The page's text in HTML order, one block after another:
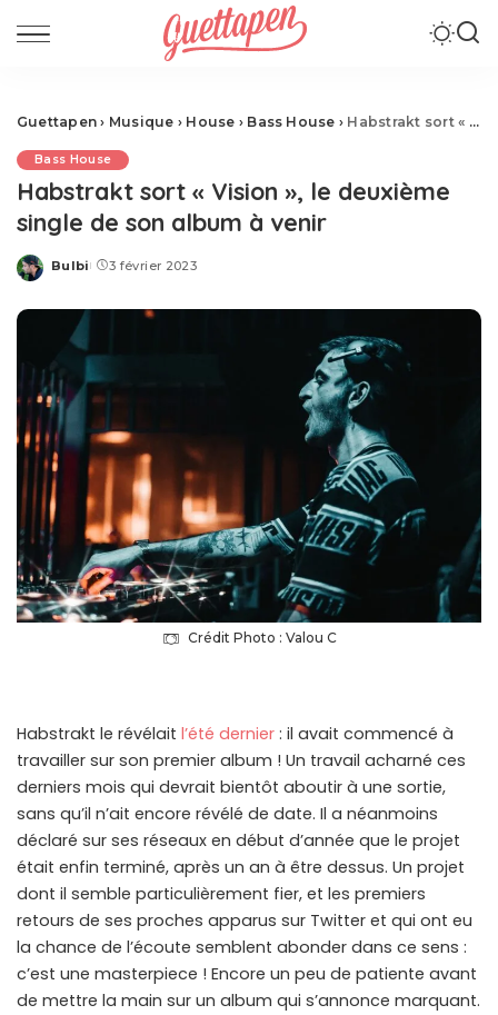
Guettapen › Musique › House › Bass House › Habstrakt sort « Vision », le deuxième single de son album à venir
Bass House
Habstrakt sort « Vision », le deuxième
single de son album à venir
Posted
Bulbi 3 février 2023
Crédit Photo : Valou C
Habstrakt le révélait l’été dernier : il avait commencé à
travailler sur son premier album ! Un travail acharné ces
derniers mois qui devrait bientôt aboutir à une sortie,
sans qu’il n’ait encore révélé de date. Il a néanmoins
déclaré sur ses réseaux en début d’année que le projet
était enfin terminé, après un an à être dessus. Un projet
dont il semble particulièrement fier, et les premiers
retours de ses proches apparus sur Twitter et qui ont eu
la chance de l’écoute semblent abonder dans ce sens :
c’est une masterpiece ! Encore un peu de patiente avant
de mettre la main sur un album qui s’annonce marquant.